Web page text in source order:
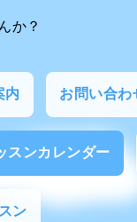
か？
内 お問い合わ
スンカレンダー
ン